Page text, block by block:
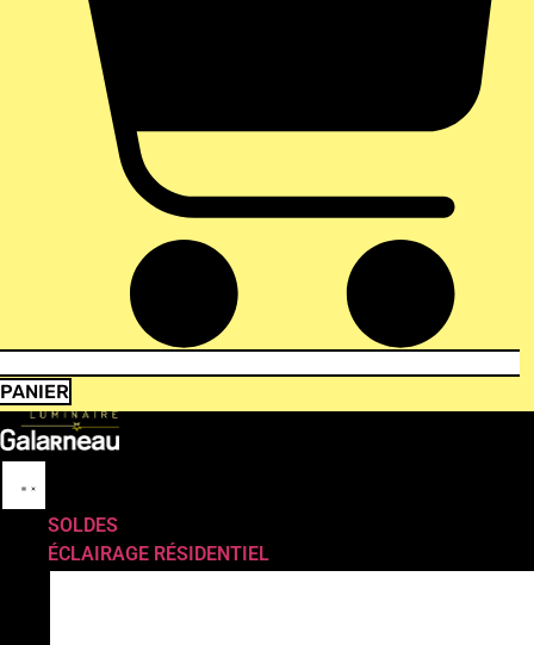
PANIER
SOLDES
ÉCLAIRAGE RÉSIDENTIEL